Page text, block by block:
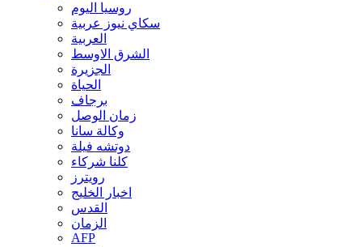
روسیا الیوم
سكاي نيوز عربية
العربية
الشرق الاوسط
الجزيرة
الحیاة
برجاف
زمان الوصل
وکالة سانا
دوتشه فیلة
کلنا شرکاء
رويترز
اخبار الخلیج
القدس
الزمان
AFP